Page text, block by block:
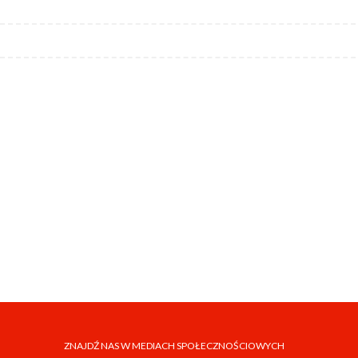
ZNAJDŹ NAS W MEDIACH SPOŁECZNOŚCIOWYCH